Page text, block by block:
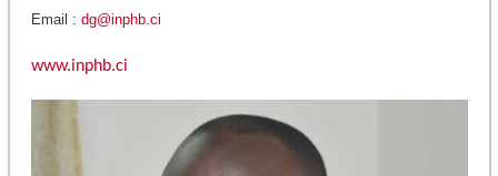
Email : dg@inphb.ci
www.inphb.ci